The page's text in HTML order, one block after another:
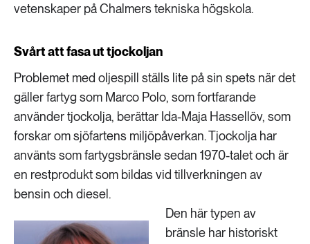
vetenskaper på Chalmers tekniska högskola.
Svårt att fasa ut tjockoljan
Problemet med oljespill ställs lite på sin spets när det
gäller fartyg som Marco Polo, som fortfarande
använder tjockolja, berättar Ida-Maja Hassellöv, som
forskar om sjöfartens miljöpåverkan. Tjockolja har
använts som fartygsbränsle sedan 1970-talet och är
en restprodukt som bildas vid tillverkningen av
bensin och diesel.
Den här typen av
bränsle har historiskt